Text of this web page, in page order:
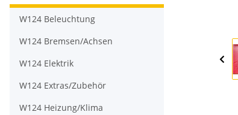
W124 Beleuchtung
W124 Bremsen/Achsen
W124 Elektrik
W124 Extras/Zubehör
W124 Heizung/Klima